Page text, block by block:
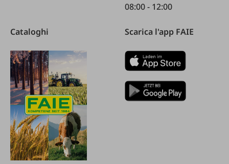
08:00 - 12:00
Cataloghi Scarica l'app FAIE